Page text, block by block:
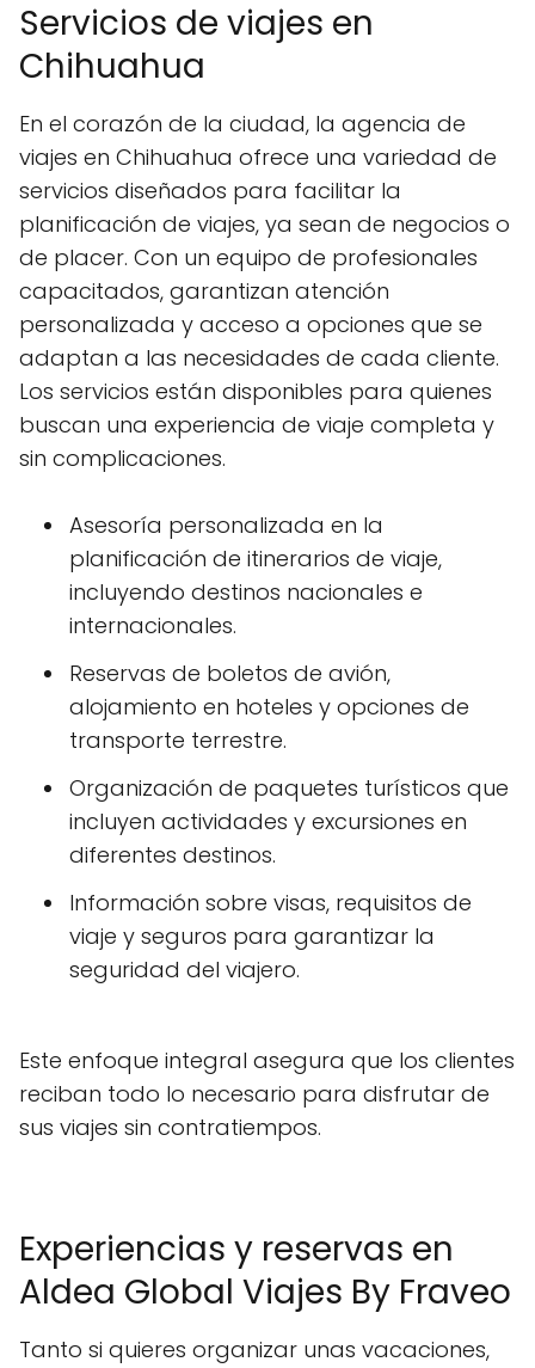
Servicios de viajes en
Chihuahua
En el corazón de la ciudad, la agencia de
viajes en Chihuahua ofrece una variedad de
servicios diseñados para facilitar la
planificación de viajes, ya sean de negocios o
de placer. Con un equipo de profesionales
capacitados, garantizan atención
personalizada y acceso a opciones que se
adaptan a las necesidades de cada cliente.
Los servicios están disponibles para quienes
buscan una experiencia de viaje completa y
sin complicaciones.
Asesoría personalizada en la
planificación de itinerarios de viaje,
incluyendo destinos nacionales e
internacionales.
Reservas de boletos de avión,
alojamiento en hoteles y opciones de
transporte terrestre.
Organización de paquetes turísticos que
incluyen actividades y excursiones en
diferentes destinos.
Información sobre visas, requisitos de
viaje y seguros para garantizar la
seguridad del viajero.
Este enfoque integral asegura que los clientes
reciban todo lo necesario para disfrutar de
sus viajes sin contratiempos.
Experiencias y reservas en
Aldea Global Viajes By Fraveo
Tanto si quieres organizar unas vacaciones,